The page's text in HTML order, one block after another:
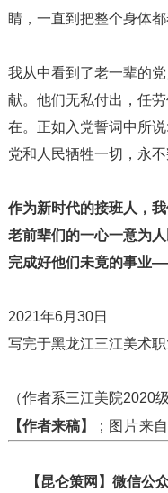
睛，一直到把整个身体都
我从中看到了老一辈的
献。他们无私付出，任
在。正如入党誓词中所
党和人民牺牲一切，永
作为新时代的接班人，
老前辈们的一心一意为
完成好他们未竟的事业
2021年6月30日
写完于黑龙江三江美术
（作者系三江美院2020
【作者来稿】
；图片来
【昆仑策网】微信公